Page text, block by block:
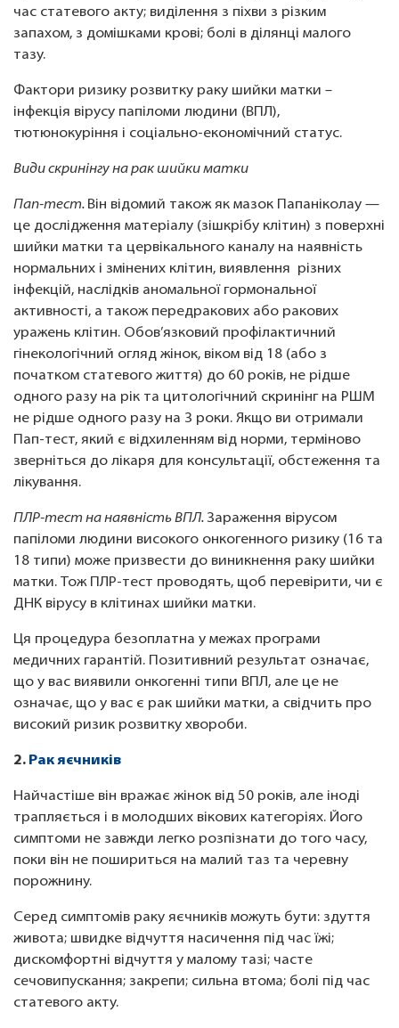
час статевого акту; виділення з піхви з різким
запахом, з домішками крові; болі в ділянці малого
тазу.
Фактори ризику розвитку раку шийки матки –
інфекція вірусу папіломи людини (ВПЛ),
тютюнокуріння і соціально-економічний статус.
Види скринінгу на рак шийки матки
Пап-тест. Він відомий також як мазок Папаніколау —
це дослідження матеріалу (зішкрібу клітин) з поверхні
шийки матки та цервікального каналу на наявність
нормальних і змінених клітин, виявлення різних
інфекцій, наслідків аномальної гормональної
активності, а також передракових або ракових
уражень клітин. Обов’язковий профілактичний
гінекологічний огляд жінок, віком від 18 (або з
початком статевого життя) до 60 років, не рідше
одного разу на рік та цитологічний скринінг на РШМ
не рідше одного разу на 3 роки. Якщо ви отримали
Пап-тест, який є відхиленням від норми, терміново
зверніться до лікаря для консультації, обстеження та
лікування.
ПЛР-тест на наявність ВПЛ. Зараження вірусом
папіломи людини високого онкогенного ризику (16 та
18 типи) може призвести до виникнення раку шийки
матки. Тож ПЛР-тест проводять, щоб перевірити, чи є
ДНК вірусу в клітинах шийки матки.
Ця процедура безоплатна у межах програми
медичних гарантій. Позитивний результат означає,
що у вас виявили онкогенні типи ВПЛ, але це не
означає, що у вас є рак шийки матки, а свідчить про
високий ризик розвитку хвороби.
2. Рак яєчників
Найчастіше він вражає жінок від 50 років, але іноді
трапляється і в молодших вікових категоріях. Його
симптоми не завжди легко розпізнати до того часу,
поки він не пошириться на малий таз та черевну
порожнину.
Серед симптомів раку яєчників можуть бути: здуття
живота; швидке відчуття насичення під час їжі;
дискомфортні відчуття у малому тазі; часте
сечовипускання; закрепи; сильна втома; болі під час
статевого акту.